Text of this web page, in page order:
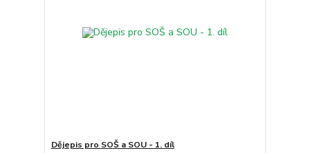
Dějepis pro SOŠ a SOU - 1. díl